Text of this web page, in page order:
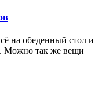
на обеденный стол и
Можно так же вещи